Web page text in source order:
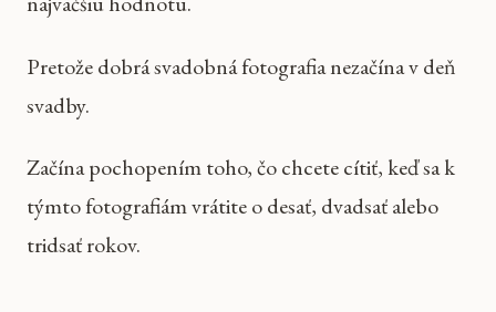
Pretože dobrá svadobná fotografia nezačína v deň
svadby.
Začína pochopením toho, čo chcete cítiť, keď sa k
týmto fotografiám vrátite o desať, dvadsať alebo
tridsať rokov.